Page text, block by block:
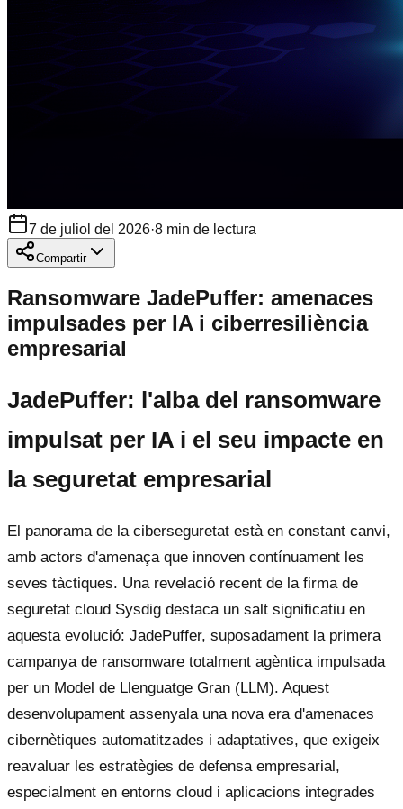
7 de juliol del 2026·8 min de lectura
Compartir
Ransomware JadePuffer: amenaces
impulsades per IA i ciberresiliència
empresarial
JadePuffer: l'alba del ransomware
impulsat per IA i el seu impacte en
la seguretat empresarial
El panorama de la ciberseguretat està en constant canvi,
amb actors d'amenaça que innoven contínuament les
seves tàctiques. Una revelació recent de la firma de
seguretat cloud Sysdig destaca un salt significatiu en
aquesta evolució: JadePuffer, suposadament la primera
campanya de ransomware totalment agèntica impulsada
per un Model de Llenguatge Gran (LLM). Aquest
desenvolupament assenyala una nova era d'amenaces
cibernètiques automatitzades i adaptatives, que exigeix
reavaluar les estratègies de defensa empresarial,
especialment en entorns cloud i aplicacions integrades